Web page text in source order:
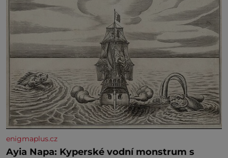
enigmaplus.cz
Ayia Napa: Kyperské vodní monstrum s